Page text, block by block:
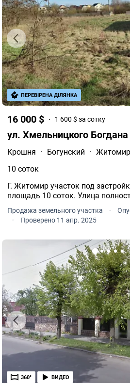
16 000 $ 1 600 $ за сотку
ул. Хмельницкого Богдана
Крошня · Богунский · Житомир
10 соток
Г. Житомир участок под
площадь 10 соток. Улица
Продажа земельного участка ·
·
Проверено 11 апр. 2025
ПЕРЕВІРЕНА ДІЛЯНКА
360° ВИДЕО